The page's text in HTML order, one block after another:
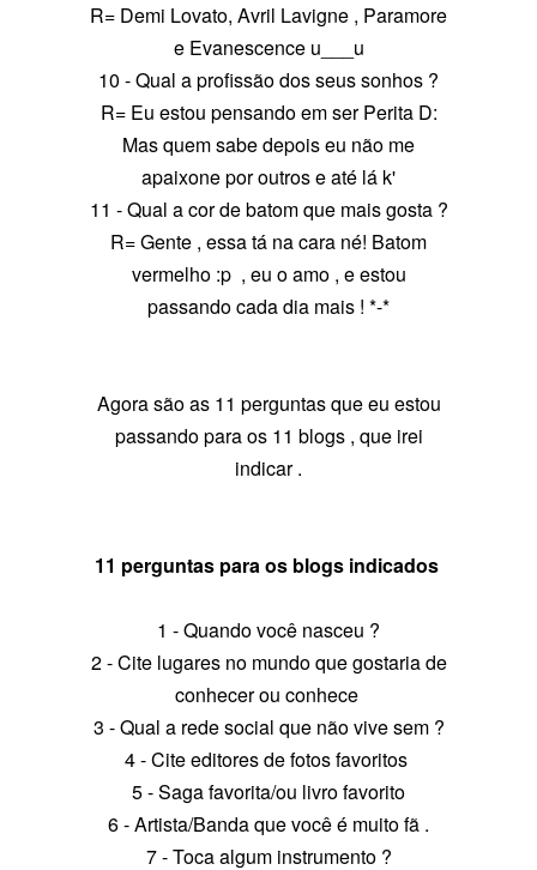
R= Demi Lovato, Avril Lavigne , Paramore
e Evanescence u___u
10 - Qual a profissão dos seus sonhos ?
R= Eu estou pensando em ser Perita D:
Mas quem sabe depois eu não me
apaixone por outros e até lá k'
11 - Qual a cor de batom que mais gosta ?
R= Gente , essa tá na cara né! Batom
vermelho :p , eu o amo , e estou
passando cada dia mais ! *-*
Agora são as 11 perguntas que eu estou
passando para os 11 blogs , que irei
indicar .
11 perguntas para os blogs indicados
1 - Quando você nasceu ?
2 - Cite lugares no mundo que gostaria de
conhecer ou conhece
3 - Qual a rede social que não vive sem ?
4 - Cite editores de fotos favoritos
5 - Saga favorita/ou livro favorito
6 - Artista/Banda que você é muito fã .
7 - Toca algum instrumento ?